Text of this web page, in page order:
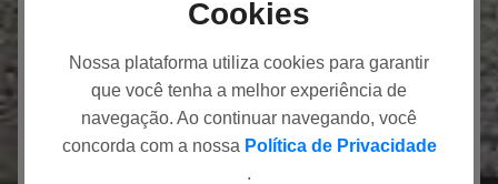
Cookies
Nossa plataforma utiliza cookies para garantir
que você tenha a melhor experiência de
navegação. Ao continuar navegando, você
concorda com a nossa Política de Privacidade
.